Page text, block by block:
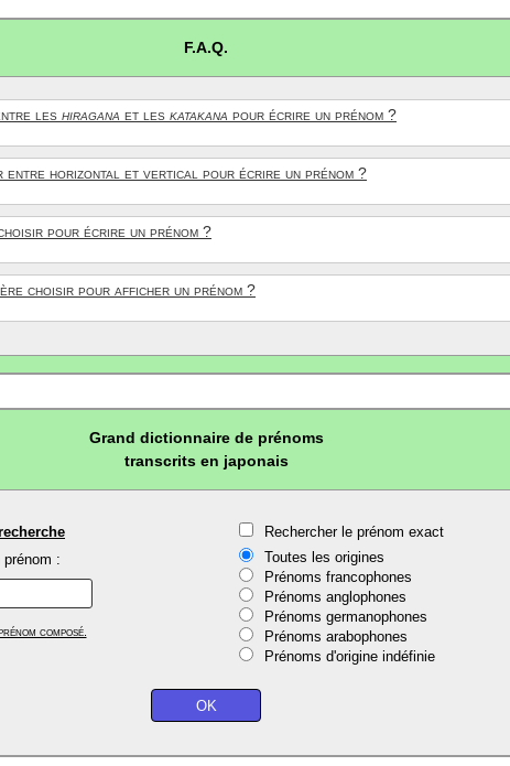
F.A.Q.
les hiragana et les katakana pour écrire un prénom ?
entre horizontal et vertical pour écrire un prénom ?
pour écrire un prénom ?
choisir pour afficher un prénom ?
Grand dictionnaire de prénoms
transcrits en japonais
prénom :
composé.
Rechercher le prénom exact
Toutes les origines
Prénoms francophones
Prénoms anglophones
Prénoms germanophones
Prénoms arabophones
Prénoms d'origine indéfinie